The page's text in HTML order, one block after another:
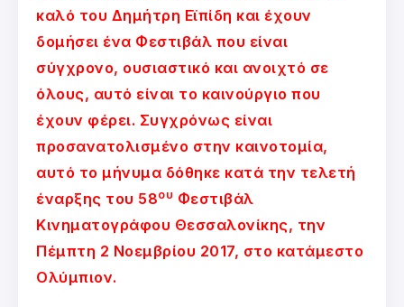
καλό του Δημήτρη Εϊπίδη και έχουν
δομήσει ένα Φεστιβάλ που είναι
σύγχρονο, ουσιαστικό και ανοιχτό σε
όλους, αυτό είναι το καινούργιο που
έχουν φέρει. Συγχρόνως είναι
προσανατολισμένο στην καινοτομία,
αυτό το μήνυμα δόθηκε κατά την τελετή
έναρξης του 58ου Φεστιβάλ
Κινηματογράφου Θεσσαλονίκης, την
Πέμπτη 2 Νοεμβρίου 2017, στο κατάμεστο
Ολύμπιον.